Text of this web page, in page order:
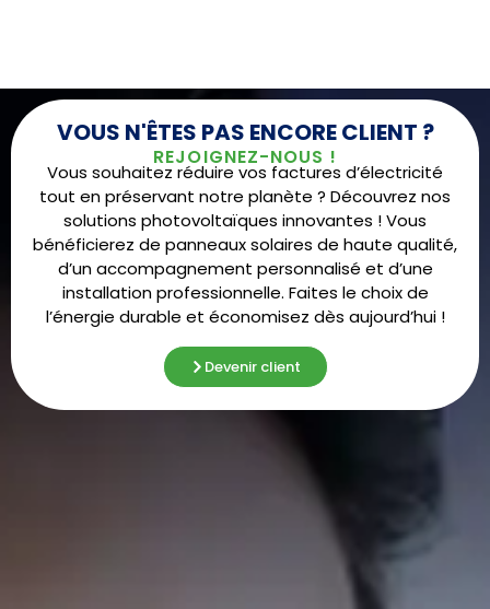
VOUS N'ÊTES PAS ENCORE CLIENT ?
REJOIGNEZ-NOUS !
Vous souhaitez réduire vos factures d’électricité
tout en préservant notre planète ? Découvrez nos
solutions photovoltaïques innovantes ! Vous
bénéficierez de panneaux solaires de haute qualité,
d’un accompagnement personnalisé et d’une
installation professionnelle. Faites le choix de
l’énergie durable et économisez dès aujourd’hui !
Devenir client